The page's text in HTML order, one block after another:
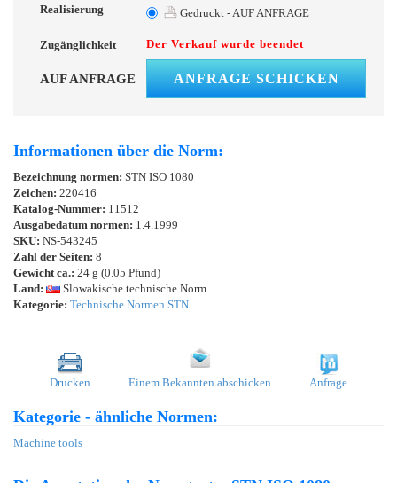
Realisierung
Gedruckt - AUF ANFRAGE
Zugänglichkeit Der Verkauf wurde beendet
AUF ANFRAGE ANFRAGE SCHICKEN
Informationen über die Norm:
Bezeichnung normen: STN ISO 1080
Zeichen: 220416
Katalog-Nummer: 11512
Ausgabedatum normen: 1.4.1999
SKU: NS-543245
Zahl der Seiten: 8
Gewicht ca.: 24 g (0.05 Pfund)
Land:
Slowakische technische Norm
Kategorie: Technische Normen STN
Drucken Einem Bekannten abschicken Anfrage
Kategorie - ähnliche Normen:
Machine tools